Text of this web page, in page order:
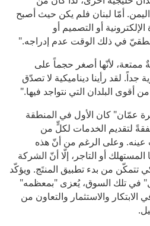
أمّا لبنان فلم يكن حيث أصبح
أو التصميم أو
في ذلك الوقت عدم إدراجه."
ممتعة، لأنّها أصغر حجماً على
جداً. لقد رأينا ديناميكية لا تصدّق
أقوى البلدان التي نتواجد فيها."
عمّان" كان الأول في المنطقة
لتقديم الخدمات لكلٍّ من
عينه. وعلى الرغم من أنّ هذه
أو التاجر، إلّا أنّ الشركة
تتمكّن من بدء تطبيق المنتَج. ويؤكّد
في تلك السوق، يُعزى "بمعظمه"
والاستثمار والتعاون من